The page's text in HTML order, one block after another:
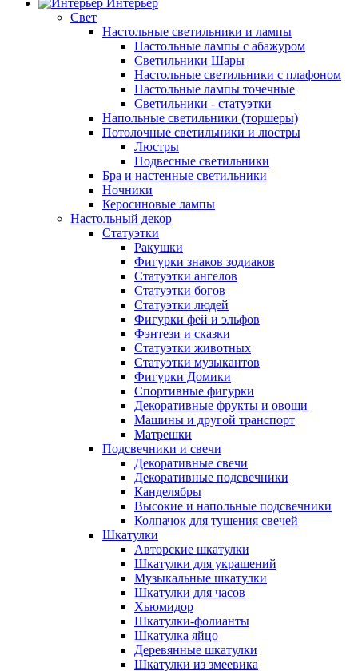
Интерьер
Свет
Настольные светильники и лампы
Настольные лампы с абажуром
Светильники Шары
Настольные светильники с плафоном
Настольные лампы точечные
Светильники - статуэтки
Напольные светильники (торшеры)
Потолочные светильники и люстры
Люстры
Подвесные светильники
Бра и настенные светильники
Ночники
Керосиновые лампы
Настольный декор
Статуэтки
Ракушки
Фигурки знаков зодиаков
Статуэтки ангелов
Статуэтки богов
Статуэтки людей
Фигурки фей и эльфов
Фэнтези и сказки
Статуэтки животных
Статуэтки музыкантов
Фигурки Домики
Спортивные фигурки
Декоративные фрукты и овощи
Машины и другой транспорт
Матрешки
Подсвечники и свечи
Декоративные свечи
Декоративные подсвечники
Канделябры
Высокие и напольные подсвечники
Колпачок для тушения свечей
Шкатулки
Авторские шкатулки
Шкатулки для украшений
Музыкальные шкатулки
Шкатулки для часов
Хьюмидор
Шкатулки-фолианты
Шкатулка яйцо
Деревянные шкатулки
Шкатулки из змеевика